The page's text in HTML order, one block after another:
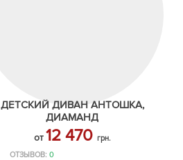
ДЕТСКИЙ ДИВАН АНТОШКА,
ДИАМАНД
от 12 470 грн.
ОТЗЫВОВ: 0